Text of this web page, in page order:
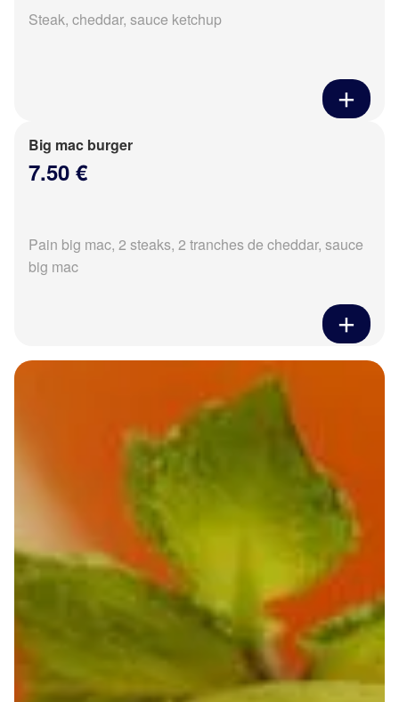
Steak, cheddar, sauce ketchup
Big mac burger
7.50 €
Pain big mac, 2 steaks, 2 tranches de cheddar, sauce
big mac